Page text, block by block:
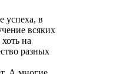
успеха, в
всяких
на
разных